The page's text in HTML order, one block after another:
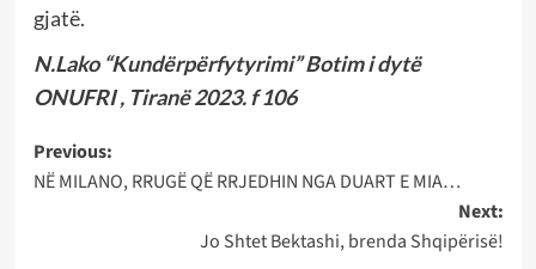
gjatë.
N.Lako “Kundërpërfytyrimi” Botim i dytë
ONUFRI , Tiranë 2023. f 106
Post
navigation
Previous:
NË MILANO, RRUGË QË RRJEDHIN NGA DUART E MIA…
Next:
Jo Shtet Bektashi, brenda Shqipërisë!